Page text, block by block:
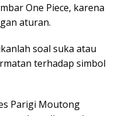
One Piece, karena
aturan.
soal suka atau
terhadap simbol
Parigi Moutong